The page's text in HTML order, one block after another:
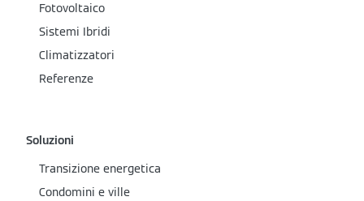
Fotovoltaico
Sistemi Ibridi
Climatizzatori
Referenze
Soluzioni
Transizione energetica
Condomini e ville